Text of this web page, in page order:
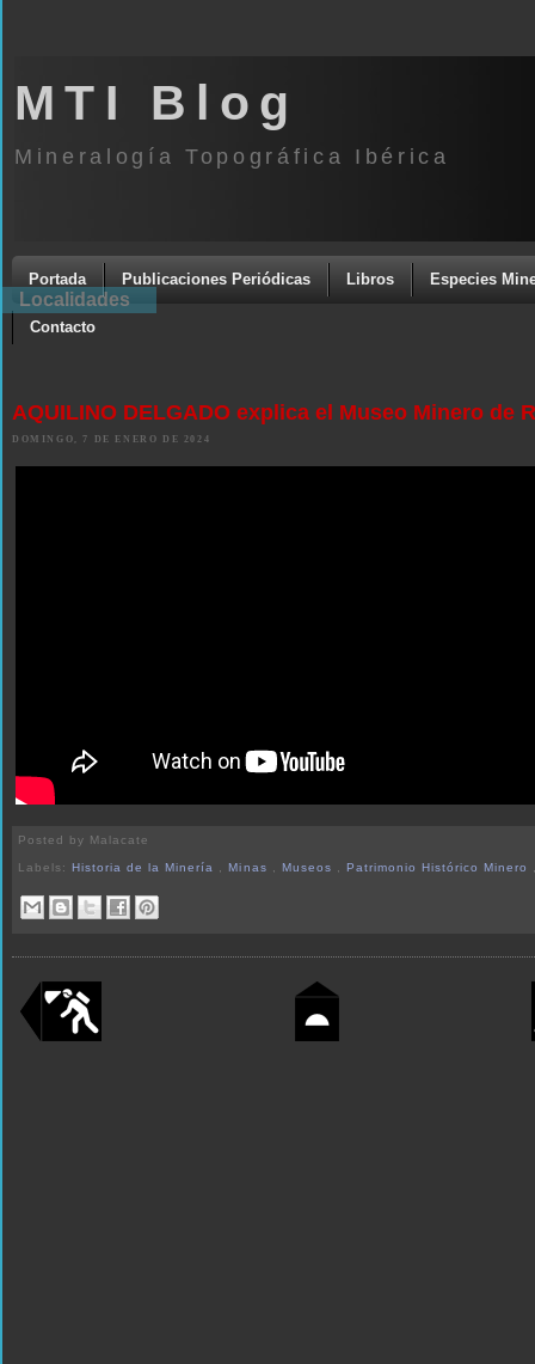
MTI Blog
Mineralogía Topográfica Ibérica
Portada Publicaciones Periódicas Libros Especies
Contacto
AQUILINO DELGADO explica el Museo Minero de
DOMINGO, 7 DE ENERO DE 2024
Posted by Malacate
Labels:Historia de la Minería ,Minas , Museos , Patrimonio Histórico Minero
Localidades